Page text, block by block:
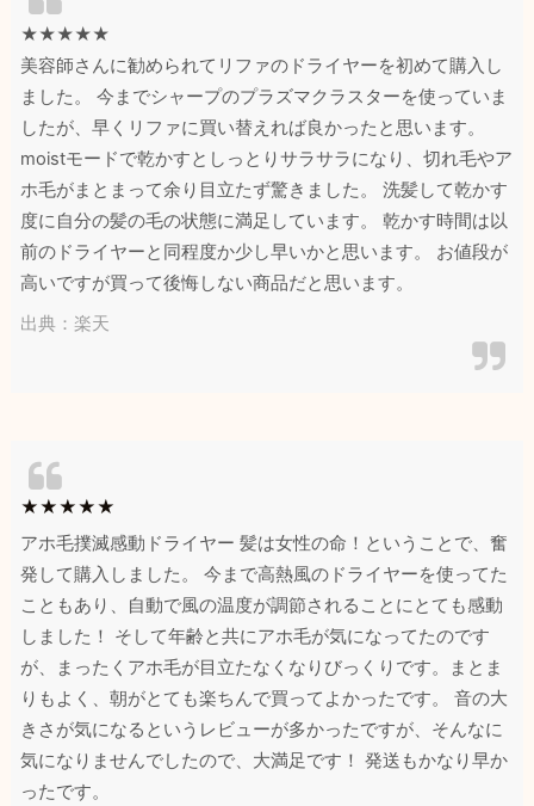
★★★★★
美容師さんに勧められてリファのドライヤーを初めて購入し
ました。 今までシャープのプラズマクラスターを使っていま
したが、早くリファに買い替えれば良かったと思います。
moistモードで乾かすとしっとりサラサラになり、切れ毛やア
ホ毛がまとまって余り目立たず驚きました。 洗髪して乾かす
度に自分の髪の毛の状態に満足しています。 乾かす時間は以
前のドライヤーと同程度か少し早いかと思います。 お値段が
高いですが買って後悔しない商品だと思います。
出典：楽天
★★★★★
アホ毛撲滅感動ドライヤー 髪は女性の命！ということで、奮
発して購入しました。 今まで高熱風のドライヤーを使ってた
こともあり、自動で風の温度が調節されることにとても感動
しました！ そして年齢と共にアホ毛が気になってたのです
が、まったくアホ毛が目立たなくなりびっくりです。まとま
りもよく、朝がとても楽ちんで買ってよかったです。 音の大
きさが気になるというレビューが多かったですが、そんなに
気になりませんでしたので、大満足です！ 発送もかなり早か
ったです。